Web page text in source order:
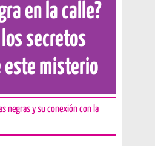
en la calle?
los secretos
este misterio
negras y su conexión con la